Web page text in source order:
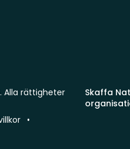
Skaffa
Alla rättigheter